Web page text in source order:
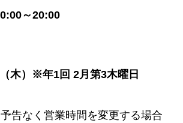
～20:00
木）※年1回 2月第3木曜日
告なく営業時間を変更する場合